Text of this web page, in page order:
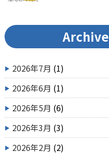
Archive
2026年7月 (1)
2026年6月 (1)
2026年5月 (6)
2026年3月 (3)
2026年2月 (2)